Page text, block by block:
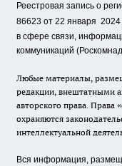
Реестровая запись о
86623 от 22 января 2024
в сфере связи,
коммуникаций
Любые материалы,
редакции, внештатными
авторского права. Права
охраняются
интеллектуальной
Вся информация,